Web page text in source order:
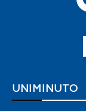
UNIMINUTO